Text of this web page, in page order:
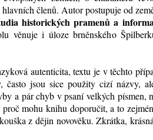
členů. Autor postupuje od
historických pramenů a
věnuje i úloze brněnského
autenticita, textu je v těchto
jsou sice použity cizí názvy,
a pár chyb v psaní velkých písmen,
mohu knihu doporučit, a to
z dějin novověku. Zkrátka,